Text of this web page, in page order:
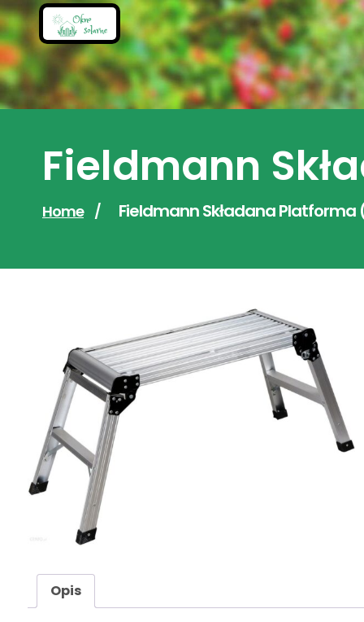
Skip
to
content
Fieldmann
Home / Fieldmann Składana Platforma
Opis